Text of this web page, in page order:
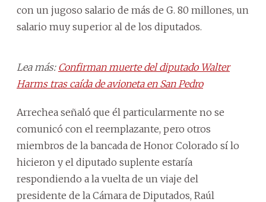
con un jugoso salario de más de G. 80 millones, un
salario muy superior al de los diputados.
Lea más: Confirman muerte del diputado Walter
Harms tras caída de avioneta en San Pedro
Arrechea señaló que él particularmente no se
comunicó con el reemplazante, pero otros
miembros de la bancada de Honor Colorado sí lo
hicieron y el diputado suplente estaría
respondiendo a la vuelta de un viaje del
presidente de la Cámara de Diputados, Raúl